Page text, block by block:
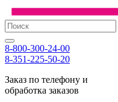
8-800-300-24-00
8-351-225-50-20
Заказ по телефону и
обработка заказов